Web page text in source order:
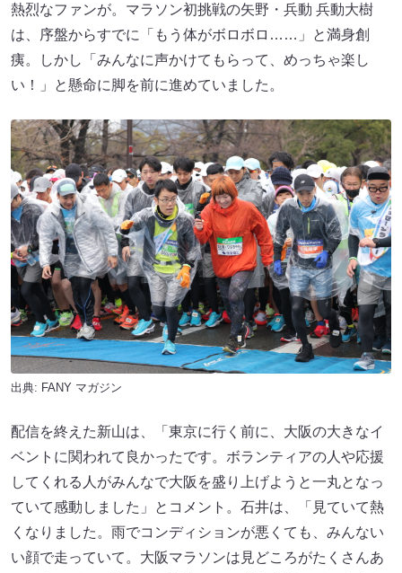
熱烈なファンが。マラソン初挑戦の矢野・兵動 兵動大樹
は、序盤からすでに「もう体がボロボロ……」と満身創
痍。しかし「みんなに声かけてもらって、めっちゃ楽し
い！」と懸命に脚を前に進めていました。
出典: FANY マガジン
配信を終えた新山は、「東京に行く前に、大阪の大きなイ
ベントに関われて良かったです。ボランティアの人や応援
してくれる人がみんなで大阪を盛り上げようと一丸となっ
ていて感動しました」とコメント。石井は、「見ていて熱
くなりました。雨でコンディションが悪くても、みんない
い顔で走っていて。大阪マラソンは見どころがたくさんあ